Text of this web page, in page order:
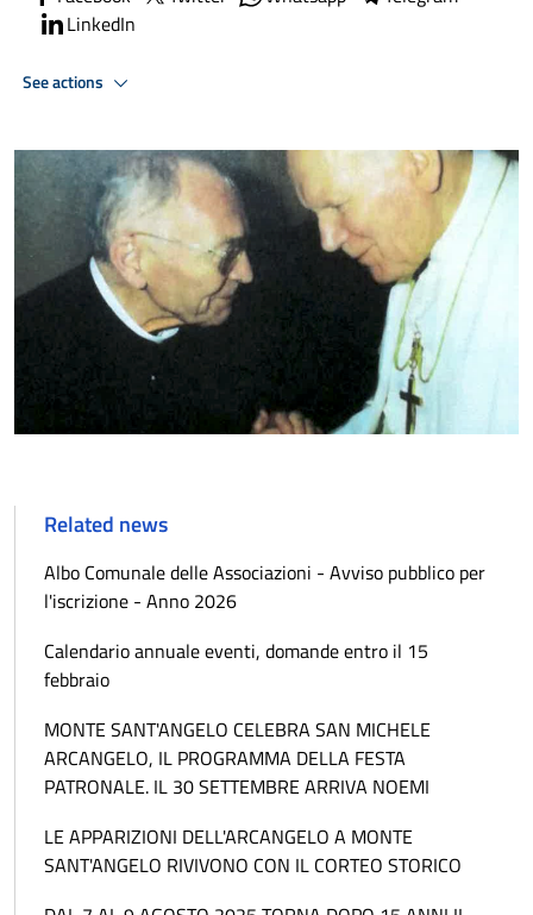
LinkedIn
See actions
Related news
Albo Comunale delle Associazioni - Avviso pubblico per
l'iscrizione - Anno 2026
Calendario annuale eventi, domande entro il 15
febbraio
MONTE SANT'ANGELO CELEBRA SAN MICHELE
ARCANGELO, IL PROGRAMMA DELLA FESTA
PATRONALE. IL 30 SETTEMBRE ARRIVA NOEMI
LE APPARIZIONI DELL'ARCANGELO A MONTE
SANT'ANGELO RIVIVONO CON IL CORTEO STORICO